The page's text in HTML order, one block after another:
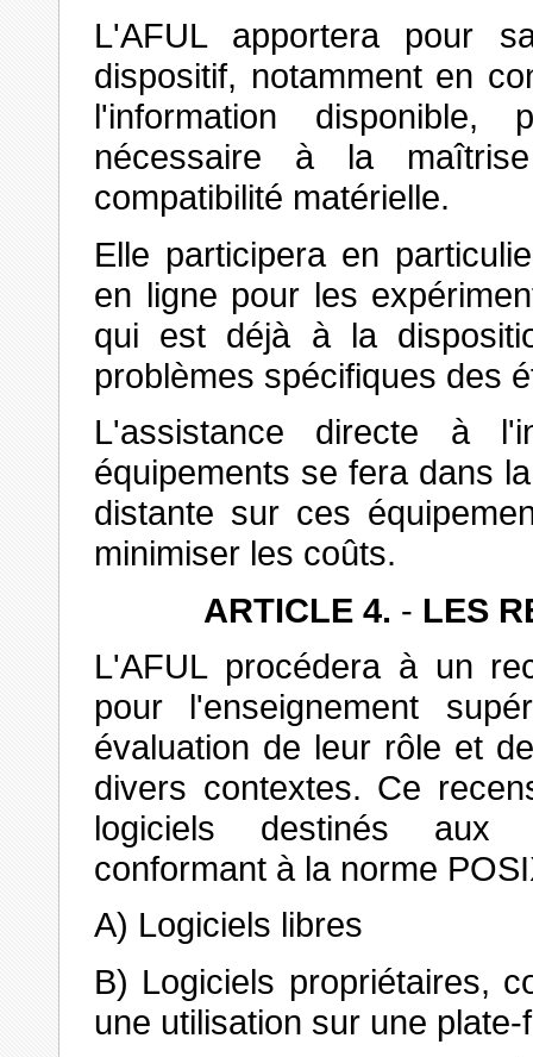
L'AFUL apportera pour
dispositif, notamment en
l'information disponible,
nécessaire à la
compatibilité matérielle.
Elle participera en
en ligne pour les
qui est déjà à la
problèmes spécifiques des
L'assistance directe à
équipements se fera dans
distante sur ces
minimiser les coûts.
ARTICLE 4. - LES
L'AFUL procédera à un
pour l'enseignement
évaluation de leur rôle et
divers contextes. Ce
logiciels destinés aux
conformant à la norme
A) Logiciels libres
B) Logiciels propriétaires,
une utilisation sur une